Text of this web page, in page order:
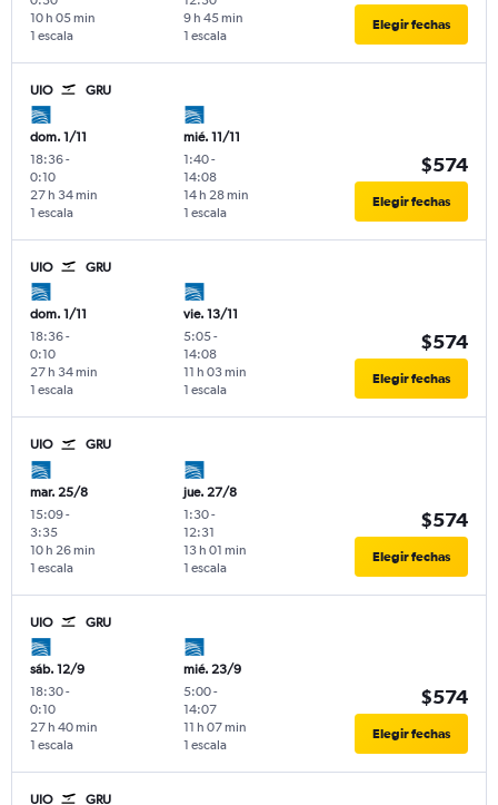
1 escala
10 h 05 min
1 escala
9 h 45 min Elegir fechas
UIO GRU
dom. 1/11
18:36-
0:10
1 escala
27 h 34 min
mié. 11/11
1:40-
14:08
1 escala
14 h 28 min
$574
Elegir fechas
UIO GRU
dom. 1/11
18:36-
0:10
1 escala
27 h 34 min
vie. 13/11
5:05-
14:08
1 escala
11 h 03 min
$574
Elegir fechas
UIO GRU
mar. 25/8
15:09-
3:35
1 escala
10 h 26 min
jue. 27/8
1:30-
12:31
1 escala
13 h 01 min
$574
Elegir fechas
UIO GRU
sáb. 12/9
18:30-
0:10
1 escala
27 h 40 min
mié. 23/9
5:00-
14:07
1 escala
11 h 07 min
$574
Elegir fechas
UIO GRU